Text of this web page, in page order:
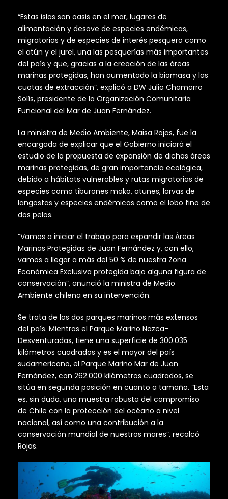
“Estas islas son oasis en el mar, lugares de
alimentación y desove de especies endémicas,
migratorias y de especies de interés pesquero como
el atún y el jurel, una las pesquerías más importantes
del país y que, gracias a la creación de las áreas
marinas protegidas, han aumentado la biomasa y las
cuotas de extracción”, explicó a DW Julio Chamorro
Solís, presidente de la Organización Comunitaria
Funcional del Mar de Juan Fernández.
La ministra de Medio Ambiente, Maisa Rojas, fue la
encargada de explicar que el Gobierno iniciará el
estudio de la propuesta de expansión de dichas áreas
marinas protegidas, de gran importancia ecológica,
debido a hábitats vulnerables y rutas migratorias de
especies como tiburones mako, atunes, larvas de
langostas y especies endémicas como el lobo fino de
dos pelos.
“Vamos a iniciar el trabajo para expandir las Áreas
Marinas Protegidas de Juan Fernández y, con ello,
vamos a llegar a más del 50 % de nuestra Zona
Económica Exclusiva protegida bajo alguna figura de
conservación”, anunció la ministra de Medio
Ambiente chilena en su intervención.
Se trata de los dos parques marinos más extensos
del país. Mientras el Parque Marino Nazca-
Desventuradas, tiene una superficie de 300.035
kilómetros cuadrados y es el mayor del país
sudamericano, el Parque Marino Mar de Juan
Fernández, con 262.000 kilómetros cuadrados, se
sitúa en segunda posición en cuanto a tamaño. “Esta
es, sin duda, una muestra robusta del compromiso
de Chile con la protección del océano a nivel
nacional, así como una contribución a la
conservación mundial de nuestros mares”, recalcó
Rojas.